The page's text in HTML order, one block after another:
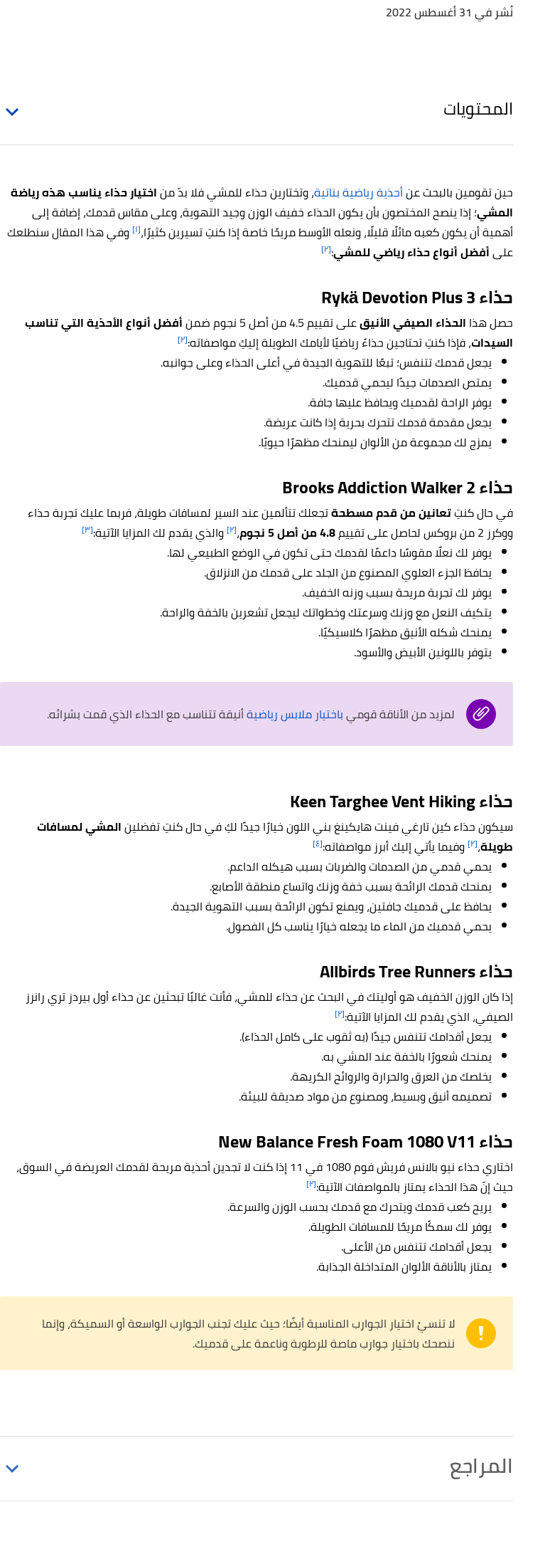
نُشر في 31 أغسطس 2022
المحتويات
حين تقومين بالبحث عنأحذية رياضية بناتية، وتختارين حذاء للمشي فلا بدّ مناختيار حذاء يناسب هذه رياضة
المشي؛ إذا ينصح المختصون بأن يكون الحذاء خفيف الوزن وجيد التهوية، وعلى مقاس قدمك، إضافة إلى
أهمية أن يكون كعبه مائلًا قليلًا، ونعله الأوسط مريحًا خاصة إذا كنتِ تسيرين كثيرًا،[١] وفي هذا المقال سنطلعك
علىأفضل أنواع حذاء رياضي للمشي:[٢]
حذاء Rykä Devotion Plus 3
حصل هذا الحذاء الصيفي الأنيقعلى تقييم 4.5 من أصل 5 نجوم ضمن
أفضل أنواع الأحذية التي تناسب
السيدات، فإذا كنتِ تحتاجين حذاءً رياضيًا لأيامك الطويلة إليكِ مواصفاته:[٢]
يجعل قدمك تتنفس؛ تبعًا للتهوية الجيدة في أعلى الحذاء وعلى جوانبه.
يمتص الصدمات جيدًا ليحمي قدميك.
يوفر الراحة لقدميك ويحافظ عليها جافة.
يجعل مقدمة قدمك تتحرك بحرية إذا كانت عريضة.
يمزج لك مجموعة من الألوان ليمنحك مظهرًا حيويًا.
حذاء Brooks Addiction Walker 2
في حال كنتِتعانين من قدم مسطحةتجعلك تتألمين عند السير لمسافات طويلة، فربما عليك تجربة حذاء
ووكرز 2 من بروكس لحاصل على تقييم
4.8 من أصل 5 نجوم ،[٢] والذي يقدم لك المزايا الآتية:[٣]
يوفر لك نعلًا مقوسًا داعمًا لقدمك حتى تكون في الوضع الطبيعي لها.
يحافظ الجزء العلوي المصنوع من الجلد على قدمك من الانزلاق.
يوفر لك تجربة مريحة بسبب وزنه الخفيف.
يتكيف النعل مع وزنك وسرعتك وخطواتك ليجعل تشعرين بالخفة والراحة.
يمنحك شكله الأنيق مظهرًا كلاسيكيًا.
يتوفر باللونين الأبيض والأسود.
لمزيد من الأناقة قوميباختيار ملابس رياضيةأنيقة تتناسب مع الحذاء الذي قمت بشرائه.
حذاء Keen Targhee Vent Hiking
سيكون حذاء كين تارغي فينت هايكينغ بني اللون خيارًا جيدًا لكِ في حال كنتِ تفضلينالمشي لمسافات
طويلة،[٢] وفيما يأتي إليك أبرز مواصفاته:[٤]
يحمي قدمي من الصدمات والضربات بسبب هيكله الداعم.
يمنحك قدمك الرائحة بسبب خفة وزنك واتساع منطقة الأصابع.
يحافظ على قدميك جافتين، ويمنع تكون الرائحة بسبب التهوية الجيدة.
يحمي قدميك من الماء ما يجعله خيارًا يناسب كل الفصول.
حذاء Allbirds Tree Runners
إذا كان الوزن الخفيف هو أوليتك في البحث عن حذاء للمشي، فأنت غالبًا تبحثين عن حذاء أول بيردز تري رانرز
الصيفي، الذي يقدم لك المزايا الآتية:[٢]
يجعل أقدامك تتنفس جيدًا (به ثقوب على كامل الحذاء).
يمنحك شعورًا بالخفة عند المشي به.
يخلصك من العرق والحرارة والروائح الكريهة.
تصميمه أنيق وبسيط، ومصنوع من مواد صديقة للبيئة.
حذاء New Balance Fresh Foam 1080 V11
اختاري حذاء نيو بالانس فريش فوم 1080 في 11 إذا كنت لا تجدين أحذية مريحة لقدمك العريضة في السوق،
حيث إنّ هذا الحذاء يمتاز بالمواصفات الآتية:[٢]
يريح كعب قدمك ويتحرك مع قدمك بحسب الوزن والسرعة.
يوفر لك سمكًا مريحًا للمسافات الطويلة.
يجعل أقدامك تتنفس من الأعلى.
يمتاز بالأناقة الألوان المتداخلة الجذابة.
لا تنسيْ اختيار الجوارب المناسبة أيضًا؛ حيث عليك تجنب الجوارب الواسعة أو السميكة، وإنما
ننصحك باختيار جوارب ماصة للرطوبة وناعمة على قدميك.
المراجع